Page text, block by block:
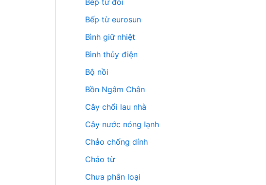
Bếp từ đôi
Bếp từ eurosun
Bình giữ nhiệt
Bình thủy điện
Bộ nồi
Bồn Ngâm Chân
Cây chổi lau nhà
Cây nước nóng lạnh
Chảo chống dính
Chảo từ
Chưa phân loại